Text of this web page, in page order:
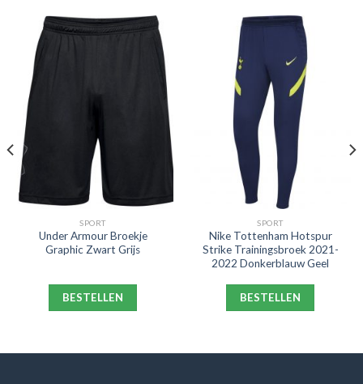
SPORT
Under Armour Broekje
Graphic Zwart Grijs
BESTELLEN
SPORT
Nike Tottenham Hotspur
Strike Trainingsbroek 2021-
2022 Donkerblauw Geel
BESTELLEN